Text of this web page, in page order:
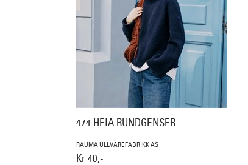
474 HEIA RUNDGENSER
RAUMA ULLVAREFABRIKK AS
Kr 40,-